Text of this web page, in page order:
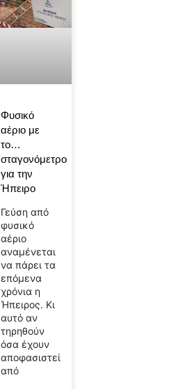
Φυσικό
αέριο με
το…
σταγονόμετρο
για την
Ήπειρο
Γεύση από
φυσικό
αέριο
αναμένεται
να πάρει τα
επόμενα
χρόνια η
Ήπειρος. Κι
αυτό αν
τηρηθούν
όσα έχουν
αποφασιστεί
από